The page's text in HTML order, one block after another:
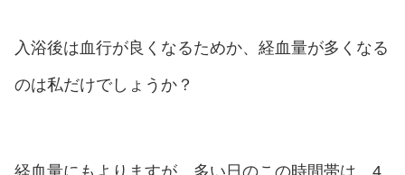
入浴後は血行が良くなるためか、経血量が多くなる
のは私だけでしょうか？